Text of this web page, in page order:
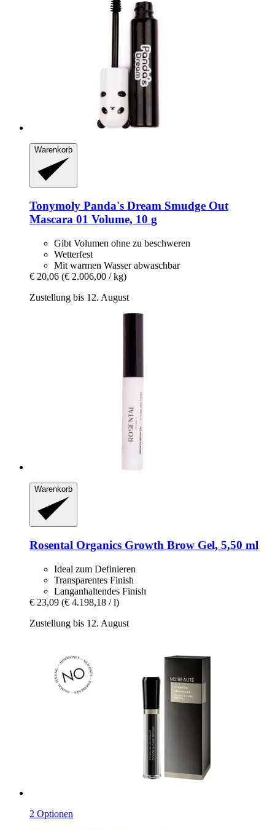
Warenkorb
Tonymoly Panda's Dream Smudge Out
Mascara 01 Volume, 10 g
Gibt Volumen ohne zu beschweren
Wetterfest
Mit warmen Wasser abwaschbar
€ 20,06 (€ 2.006,00 / kg)
Zustellung bis 12. August
Warenkorb
Rosental Organics Growth Brow Gel, 5,50 ml
Ideal zum Definieren
Transparentes Finish
Langanhaltendes Finish
€ 23,09 (€ 4.198,18 / l)
Zustellung bis 12. August
2 Optionen